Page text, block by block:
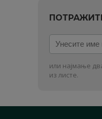
Унесите
име
и
презиме
или најмање
из листе.